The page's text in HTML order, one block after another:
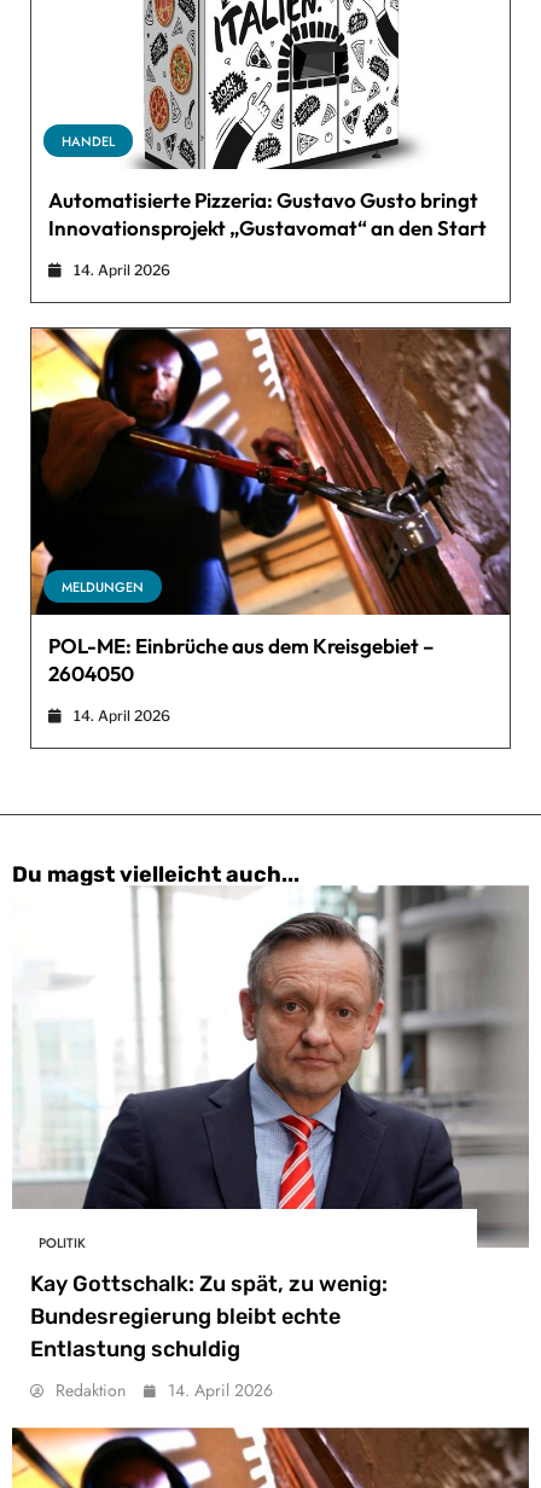
HANDEL
Automatisierte Pizzeria: Gustavo Gusto bringt
Innovationsprojekt „Gustavomat“ an den Start
14. April 2026
MELDUNGEN
POL-ME: Einbrüche aus dem Kreisgebiet –
2604050
14. April 2026
Du magst vielleicht auch...
POLITIK
Kay Gottschalk: Zu spät, zu wenig:
Bundesregierung bleibt echte
Entlastung schuldig
Redaktion 14. April 2026